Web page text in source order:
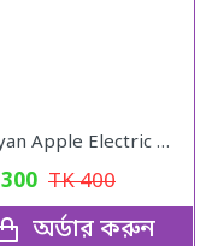
Xinyan Apple Electric Massager
300 TK400
অর্ডার করুন